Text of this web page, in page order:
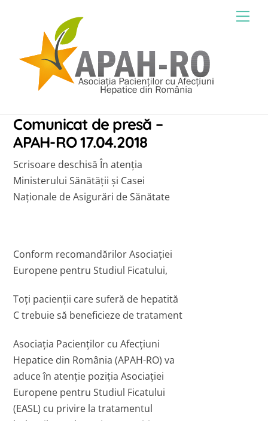
Comunicat de presă –
APAH-RO 17.04.2018
Scrisoare deschisă În atenția
Ministerului Sănătății și Casei
Naționale de Asigurări de Sănătate
Conform recomandărilor Asociației
Europene pentru Studiul Ficatului,
Toți pacienții care suferă de hepatită
C trebuie să beneficieze de tratament
Asociația Pacienților cu Afecțiuni
Hepatice din România (APAH-RO) va
aduce în atenție poziția Asociației
Europene pentru Studiul Ficatului
(EASL) cu privire la tratamentul